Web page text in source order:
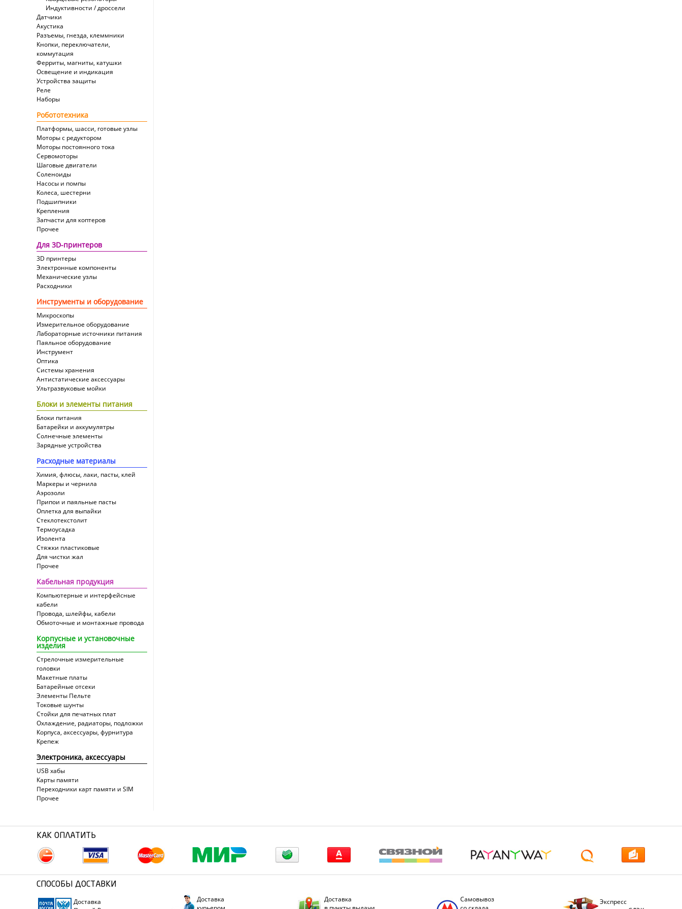
Индуктивности / дроссели
Датчики
Акустика
Разъемы, гнезда, клеммники
Кнопки, переключатели,
коммутация
Ферриты, магниты, катушки
Освещение и индикация
Устройства защиты
Реле
Наборы
Робототехника
Платформы, шасси, готовые узлы
Моторы с редуктором
Моторы постоянного тока
Сервомоторы
Шаговые двигатели
Соленоиды
Насосы и помпы
Колеса, шестерни
Подшипники
Крепления
Запчасти для коптеров
Прочее
Для 3D-принтеров
3D принтеры
Электронные компоненты
Механические узлы
Расходники
Инструменты и оборудование
Микроскопы
Измерительное оборудование
Лабораторные источники питания
Паяльное оборудование
Инструмент
Оптика
Системы хранения
Антистатические аксессуары
Ультразвуковые мойки
Блоки и элементы питания
Блоки питания
Батарейки и аккумулятры
Солнечные элементы
Зарядные устройства
Расходные материалы
Химия, флюсы, лаки, пасты, клей
Маркеры и чернила
Аэрозоли
Припои и паяльные пасты
Оплетка для выпайки
Cтеклотекстолит
Термоусадка
Изолента
Стяжки пластиковые
Для чистки жал
Прочее
Кабельная продукция
Компьютерные и интерфейсные
кабели
Провода, шлейфы, кабели
Обмоточные и монтажные провода
Корпусные и установочные
изделия
Стрелочные измерительные
головки
Макетные платы
Батарейные отсеки
Элементы Пельте
Токовые шунты
Стойки для печатных плат
Охлаждение, радиаторы, подложки
Корпуса, аксессуары, фурнитура
Крепеж
Электроника, аксессуары
USB хабы
Карты памяти
Переходники карт памяти и SIM
Прочее
КАК ОПЛАТИТЬ
СПОСОБЫ ДОСТАВКИ
Доставка
Доставка
Доставка
Самовывоз
Экспресс